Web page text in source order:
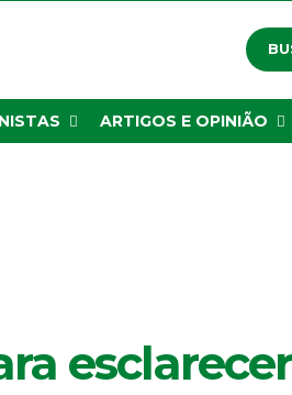
ARTIGOS E OPINIÃO
esclarecer